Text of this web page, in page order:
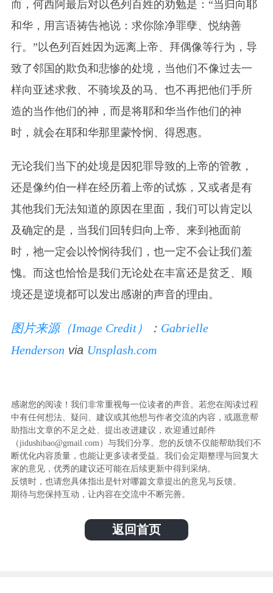
而，何西阿最后对以色列百姓的劝勉是：“当归向耶
和华，用言语祷告祂说：求你除净罪孽、悦纳善
行。”以色列百姓因为远离上帝、拜偶像等行为，导
致了邻国的欺负和悲惨的处境，当他们不像过去一
样向亚述求救、不骑埃及的马、也不再把他们手所
造的当作他们的神，而是将耶和华当作他们的神
时，就会在耶和华那里蒙怜悯、得恩惠。
无论我们当下的处境是因犯罪导致的上帝的管教，
还是像约伯一样在经历着上帝的试炼，又或者是有
其他我们无法知道的原因在里面，我们可以肯定以
及确定的是，当我们回转归向上帝、来到祂面前
时，祂一定会以怜悯待我们，也一定不会让我们羞
愧。而这也恰恰是我们无论处在丰富还是贫乏、顺
境还是逆境都可以发出感谢的声音的理由。
图片来源（Image Credit） ： Gabrielle
Henderson via Unsplash.com
感谢您的阅读！我们非常重视每一位读者的声音。若您在阅读过程
中有任何想法、疑问、建议或其他想与作者交流的内容，或愿意帮
助指出文章的不足之处、提出改进建议，欢迎通过邮件
（jidushibao@gmail.com）与我们分享。您的反馈不仅能帮助我们不
断优化内容质量，也能让更多读者受益。我们会定期整理与回复大
家的意见，优秀的建议还可能在后续更新中得到采纳。
反馈时，也请您具体指出是针对哪篇文章提出的意见与反馈。
期待与您保持互动，让内容在交流中不断完善。
返回首页